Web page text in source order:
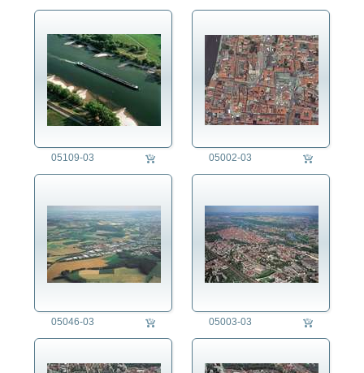
05109-03 05002-03
05046-03 05003-03